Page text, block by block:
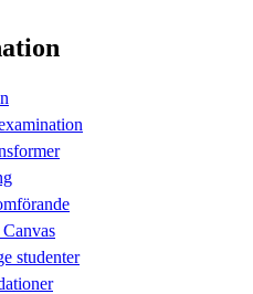
studenter